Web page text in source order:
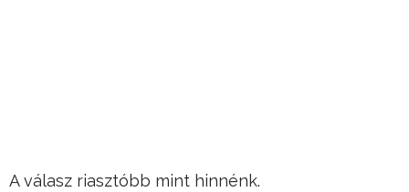
A válasz riasztóbb mint hinnénk.